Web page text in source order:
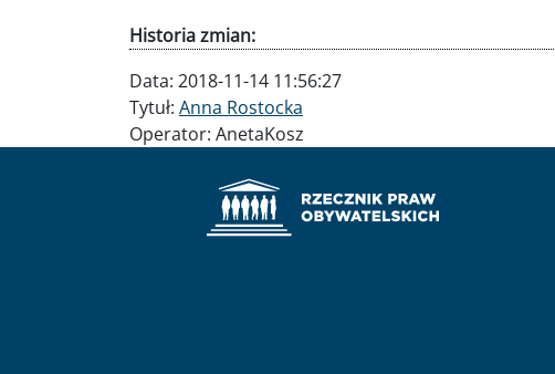
Historia zmian:
Data: 2018-11-14 11:56:27
Tytuł: Anna Rostocka
Operator: AnetaKosz